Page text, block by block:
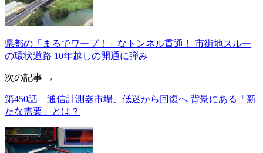
県都の「まるでワープ！」なトンネル貫通！ 市街地スルー
の環状道路 10年越しの開通に弾み
次の記事 →
第450話 通信計測器市場、低迷から回復へ 背景にある「新
たな需要」とは？